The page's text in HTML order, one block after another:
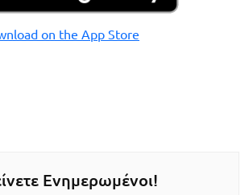
Ενημερωμένοι!